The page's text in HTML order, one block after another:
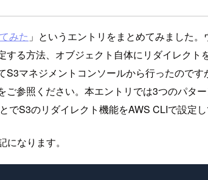
みた 」というエントリをまとめてみました
する方法、オブジェクト自体にリダイレク
マネジメントコンソールから行ったので
ご参照ください。本エントリでは3つのパタ
S3のリダイレクト機能をAWS CLIで設定し
なります。